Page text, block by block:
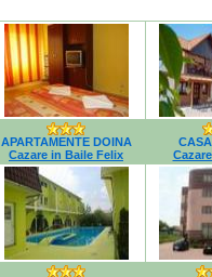
APARTAMENTE DOINA
Cazare in Baile Felix